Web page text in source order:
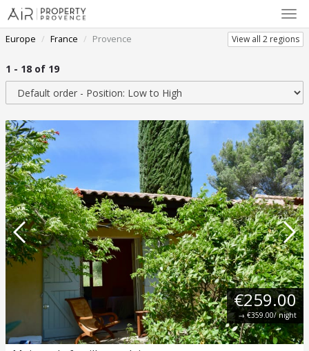
Europe France Provence View all 2 regions
1 - 18 of 19
Sort by
€259.00
→€359.00/ night